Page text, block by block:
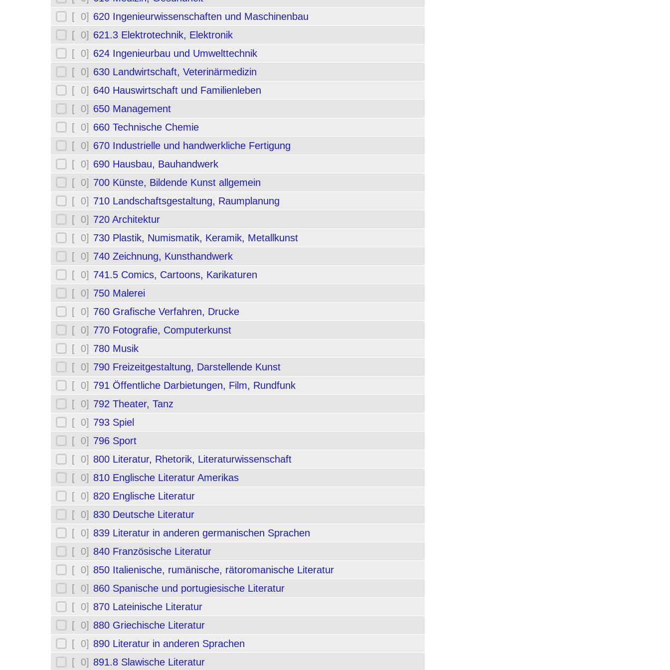
[ 0] 620 Ingenieurwissenschaften und Maschinenbau
[ 0] 621.3 Elektrotechnik, Elektronik
[ 0] 624 Ingenieurbau und Umwelttechnik
[ 0] 630 Landwirtschaft, Veterinärmedizin
[ 0] 640 Hauswirtschaft und Familienleben
[ 0] 650 Management
[ 0] 660 Technische Chemie
[ 0] 670 Industrielle und handwerkliche Fertigung
[ 0] 690 Hausbau, Bauhandwerk
[ 0] 700 Künste, Bildende Kunst allgemein
[ 0] 710 Landschaftsgestaltung, Raumplanung
[ 0] 720 Architektur
[ 0] 730 Plastik, Numismatik, Keramik, Metallkunst
[ 0] 740 Zeichnung, Kunsthandwerk
[ 0] 741.5 Comics, Cartoons, Karikaturen
[ 0] 750 Malerei
[ 0] 760 Grafische Verfahren, Drucke
[ 0] 770 Fotografie, Computerkunst
[ 0] 780 Musik
[ 0] 790 Freizeitgestaltung, Darstellende Kunst
[ 0] 791 Öffentliche Darbietungen, Film, Rundfunk
[ 0] 792 Theater, Tanz
[ 0] 793 Spiel
[ 0] 796 Sport
[ 0] 800 Literatur, Rhetorik, Literaturwissenschaft
[ 0] 810 Englische Literatur Amerikas
[ 0] 820 Englische Literatur
[ 0] 830 Deutsche Literatur
[ 0] 839 Literatur in anderen germanischen Sprachen
[ 0] 840 Französische Literatur
[ 0] 850 Italienische, rumänische, rätoromanische Literatur
[ 0] 860 Spanische und portugiesische Literatur
[ 0] 870 Lateinische Literatur
[ 0] 880 Griechische Literatur
[ 0] 890 Literatur in anderen Sprachen
[ 0] 891.8 Slawische Literatur